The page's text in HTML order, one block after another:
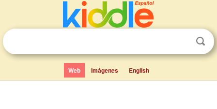
Web Imágenes English